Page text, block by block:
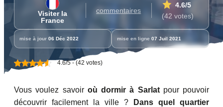
Visiter la
France
commentaires
4.6/5
(42 votes)
mise à jour 06 Déc 2022 mise en ligne 07 Juil 2021
4.6/5 - (42 votes)
Vous voulez savoir où dormir à Sarlatpour pouvoir
découvrir facilement la ville ?
Dans quel quartier